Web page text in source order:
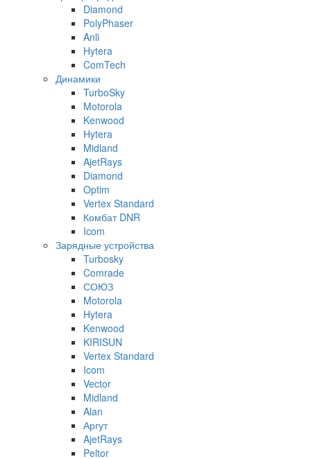
Diamond
PolyPhaser
Anli
Hytera
ComTech
Динамики
TurboSky
Motorola
Kenwood
Hytera
Midland
AjetRays
Diamond
Optim
Vertex Standard
Комбат DNR
Icom
Зарядные устройства
Turbosky
Comrade
СОЮЗ
Motorola
Hytera
Kenwood
KIRISUN
Vertex Standard
Icom
Vector
Midland
Alan
Аргут
AjetRays
Peltor